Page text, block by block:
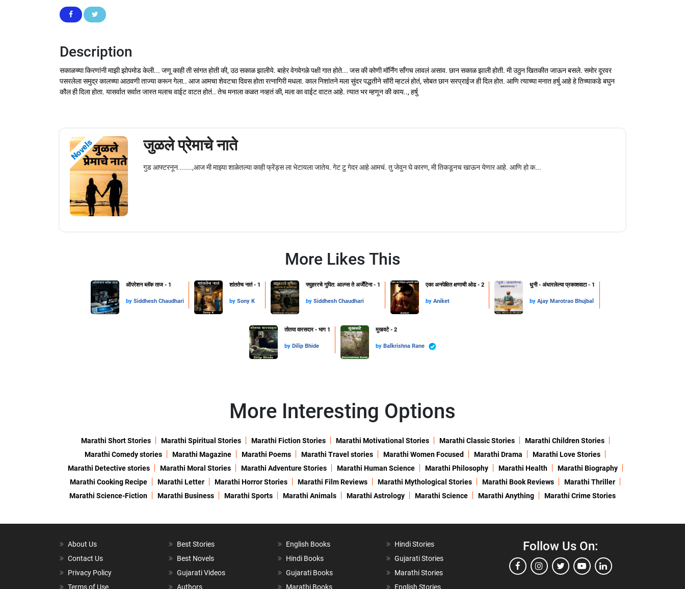
Description
सकाळच्या किरणांनी माझी झोपमोड केली... जणू काही ती सांगत होती की, उठ सकाळ झालीये. बाहेर वेगवेगळे पक्षी गात होते... जस की कोणी मॉर्निंग सॉंगच लावलं असाव. छान सकाळ झाली होती. मी उठुन खितकीत जाऊन बसले. समोर दूरवर
पसरलेला समुद्र कालच्या आठवणी ताज्या करून गेला.. आज आमचा शेवटचा दिवस होता रत्नागिरी मधला. काल निशांतने मला सुंदर पद्धतीने सॉरी म्हटलं होतं, सोबत छान सरप्राईज ही दिल होत. आणि त्याच्या मनात हर्षु आहे हे तिच्याकडे बघुन
कौल ही दिला होता. यासर्वात सर्वात जास्त मलाच वाईट वाटत होतं.. तेच मनाला कळत नव्हतं की, मला का वाईट वाटत आहे. त्यात भर म्हणून की काय.., हर्षु
Novels जुळले प्रेमाचे नाते
गुड आफ्टरनून.......,आज मी माझ्या शाळेतल्या काही फ्रेंड्स ला भेटायला जातेय. गेट टु गेदर आहे आमचं. तु जेवुन घे कारण, मी तिकडूनच खाऊन येणार आहे. आणि हो क...
More Likes This
ऑपरेशन ब्लॅक ताज - 1
by Siddhesh Chaudhari
शांततेच नातं - 1
by Sony K
फ्युहररचे गुपित: आल्प्स ते अर्जेंटिना - 1
by Siddhesh Chaudhari
एका अनपेक्षित क्षणाची ओढ - 2
by Aniket
धुनी - अंधारलेल्या प्रकाशवाटा - 1
by Ajay Marotrao Bhujbal
तोतया वारसदार - भाग 1
by Dilip Bhide
मुखवटे - 2
by Balkrishna Rane
More Interesting Options
Marathi Short Stories Marathi Spiritual Stories Marathi Fiction Stories Marathi Motivational Stories Marathi Classic Stories
Marathi Children Stories
Marathi Comedy stories
Marathi Magazine Marathi Poems Marathi Travel stories Marathi Women Focused Marathi Drama
Marathi Love Stories
Marathi Detective stories
Marathi Moral Stories Marathi Adventure Stories Marathi Human Science Marathi Philosophy Marathi Health
Marathi Biography
Marathi Cooking Recipe
Marathi Letter Marathi Horror Stories Marathi Film Reviews Marathi Mythological Stories Marathi Book Reviews
Marathi Thriller
Marathi Science-Fiction
Marathi Business Marathi Sports Marathi Animals Marathi Astrology Marathi Science Marathi Anything Marathi Crime Stories
About Us
Contact Us
Privacy Policy
Terms of Use
Best Stories
Best Novels
Gujarati Videos
Authors
English Books
Hindi Books
Gujarati Books
Marathi Books
Hindi Stories
Gujarati Stories
Marathi Stories
English Stories
Follow Us On: